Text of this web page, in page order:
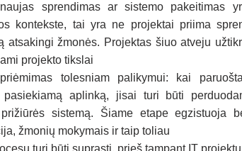
sprendimas ar sistemo pakeitimas
kontekste, tai yra ne projektai priima
atsakingi žmonės. Projektas šiuo atveju
projekto tikslai
tolesniam palikymui: kai
pasiekiamą aplinką, jisai turi būti
sistemą. Šiame etape egzistuoja
žmonių mokymais ir taip toliau